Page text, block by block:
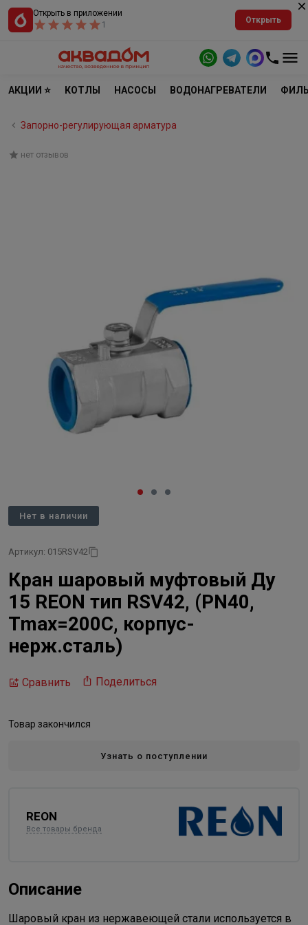
Открыть в приложении
1
Открыть
АКЦИИ ⭐ КОТЛЫ НАСОСЫ ВОДОНАГРЕВАТЕЛИ
Запорно-регулирующая арматура
нет отзывов
Нет в наличии
Артикул: 015RSV42
Кран шаровый муфтовый Ду
15 REON тип RSV42, (PN40,
Tmax=200C, корпус-
нерж.сталь)
Сравнить Поделиться
Товар закончился
Узнать о поступлении
REON
Все товары бренда
Описание
Шаровый кран из нержавеющей стали используется в